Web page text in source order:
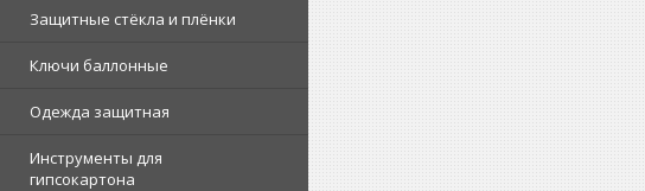
Защитные стёкла и плёнки
Ключи баллонные
Одежда защитная
Инструменты для
гипсокартона